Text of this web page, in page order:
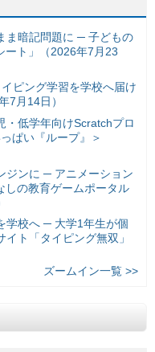
ま暗記問題に ─ 子どもの
ート」（2026年7月23
ピング学習を学校へ届け
7月14日）
・低学年向けScratchプロ
ぱい『ループ』＞
ジンに ─ アニメーション
しの教育ゲームポータル
学校へ ─ 大学1年生が個
ト「タイピング無双」
ズームイン一覧 >>